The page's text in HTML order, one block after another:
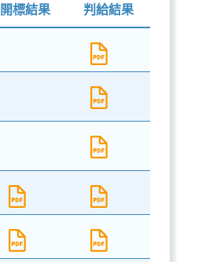
開標結果 判給結果